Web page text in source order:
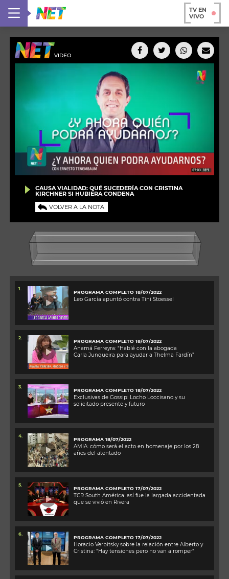
TV EN
VIVO
CAUSA VIALIDAD: QUÉ SUCEDERÍA CON CRISTINA
KIRCHNER SI HUBIERA CONDENA
VOLVER A LA NOTA
1.
PROGRAMA COMPLETO 18/07/2022
Leo García apuntó contra Tini Stoessel
2.
PROGRAMA COMPLETO 18/07/2022
Anamá Ferreyra: “Hablé con la abogada
Carla Junqueira para ayudar a Thelma Fardín”
3.
PROGRAMA COMPLETO 18/07/2022
Exclusivas de Gossip: Locho Loccisano y su
solicitado presente y futuro
4.
PROGRAMA 18/07/2022
AMIA: cómo será el acto en homenaje por los 28
años del atentado
5.
PROGRAMA COMPLETO 17/07/2022
TCR South América: así fue la largada accidentada
que se vivió en Rivera
6.
PROGRAMA COMPLETO 17/07/2022
Horacio Verbitsky sobre la relación entre Alberto y
Cristina: “Hay tensiones pero no van a romper”